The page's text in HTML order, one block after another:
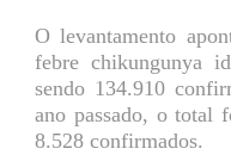
O levantamento
febre chikungunya
sendo 134.910
ano passado, o total
8.528 confirmados.